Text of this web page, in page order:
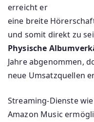
erreicht er
eine breite
und somit direkt zu
Physische
Jahre abgenommen,
neue Umsatzquellen
Streaming-Dienste
Amazon Music